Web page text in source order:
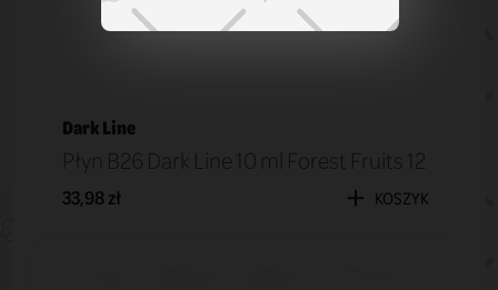
Dark Line
Płyn B26 Dark Line 10 ml Forest Fruits 12
33,98 zł KOSZYK